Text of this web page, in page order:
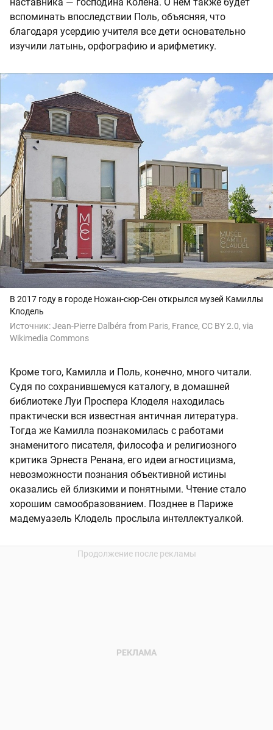
вспоминать впоследствии Поль, объясняя, что
благодаря усердию учителя все дети основательно
изучили латынь, орфографию и арифметику.
В 2017 году в городе Ножан-сюр-Сен открылся музей Камиллы
Клодель
Источник:Jean-Pierre Dalbéra from Paris, France, CC BY 2.0, via
Wikimedia Commons
Кроме того, Камилла и Поль, конечно, много читали.
Судя по сохранившемуся каталогу, в домашней
библиотеке Луи Проспера Клоделя находилась
практически вся известная античная литература.
Тогда же Камилла познакомилась с работами
знаменитого писателя, философа и религиозного
критика Эрнеста Ренана, его идеи агностицизма,
невозможности познания объективной истины
оказались ей близкими и понятными. Чтение стало
хорошим самообразованием. Позднее в Париже
мадемуазель Клодель прослыла интеллектуалкой.